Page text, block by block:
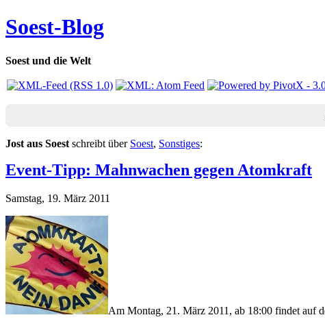
Soest-Blog
Soest und die Welt
Jost aus Soest schreibt über Soest, Sonstiges:
Event-Tipp: Mahnwachen gegen Atomkraft
Samstag, 19. März 2011
Am Montag, 21. März 2011, ab 18:00 findet auf